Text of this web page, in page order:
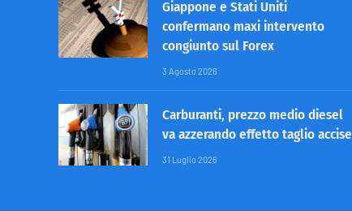
Giappone e Stati Uniti
confermano maxi intervento
congiunto sul Forex
3 Agosto 2026
Carburanti, prezzo medio diesel
va azzerando effetto taglio accise
31 Luglio 2026